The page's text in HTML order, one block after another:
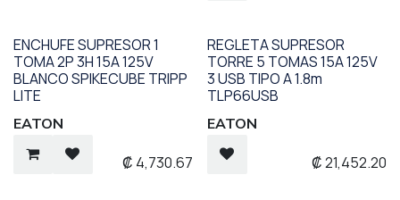
ENCHUFE SUPRESOR 1
TOMA 2P 3H 15A 125V
BLANCO SPIKECUBE TRIPP
LITE
EATON
₡ 4,730.67
REGLETA SUPRESOR
TORRE 5 TOMAS 15A 125V
3 USB TIPO A 1.8m
TLP66USB
EATON
₡21,452.20